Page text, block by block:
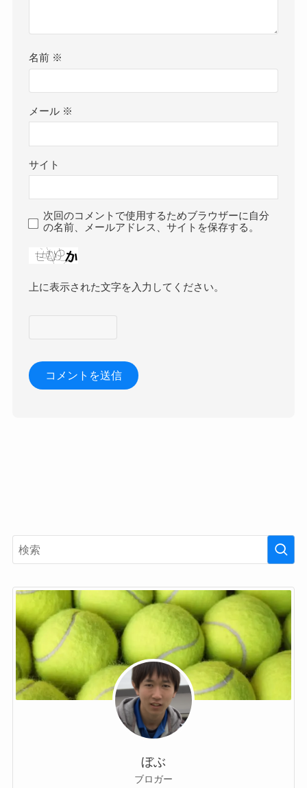
名前 ※
メール ※
サイト
次回のコメントで使用するためブラウザーに自分
の名前、メールアドレス、サイトを保存する。
上に表示された文字を入力してください。
ぼぶ
ブロガー